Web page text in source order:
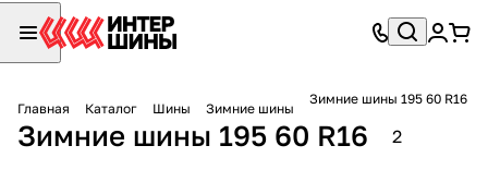
Главная Каталог Шины Зимние шины
Зимние шины 195 60 R16
Зимние шины 195 60 R16 2